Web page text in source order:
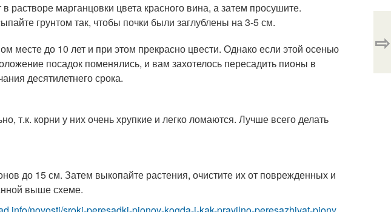
растворе марганцовки цвета красного вина, а затем просушите.
грунтом так, чтобы почки были заглублены на 3-5 см.
месте до 10 лет и при этом прекрасно цвести. Однако если этой осенью
посадок поменялись, и вам захотелось пересадить пионы в
десятилетнего срока.
т.к. корни у них очень хрупкие и легко ломаются. Лучше всего делать
до 15 см. Затем выкопайте растения, очистите их от поврежденных и
выше схеме.
⇨